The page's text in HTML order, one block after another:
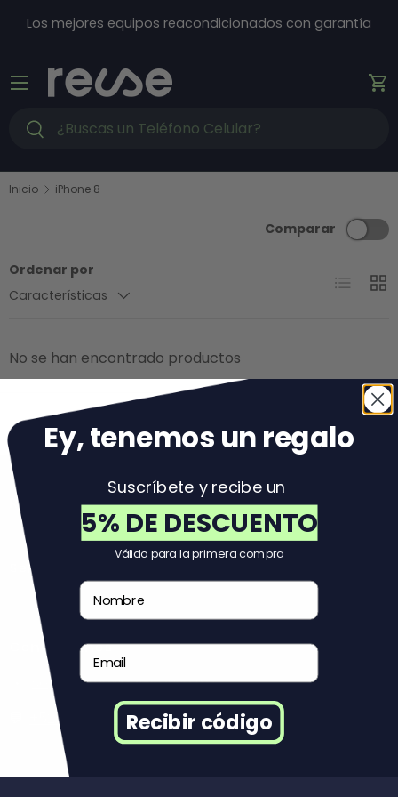
Ir al contenido
Los mejores equipos reacondicionados con garantía
Buscar
Buscar
Menú
Inicio iPhone 8
Ordenar por
Características
Comparar
Lista
No se han encontrado productos
Reuse
Servicio al Cliente
Contáctanos
soportemexico@reuse.mx
+525527663623
Ey, tenemos un regalo
Suscríbete y recibe un
5% DE DESCUENTO
Válido para la primera compra
Nombre
Email
Recibir código